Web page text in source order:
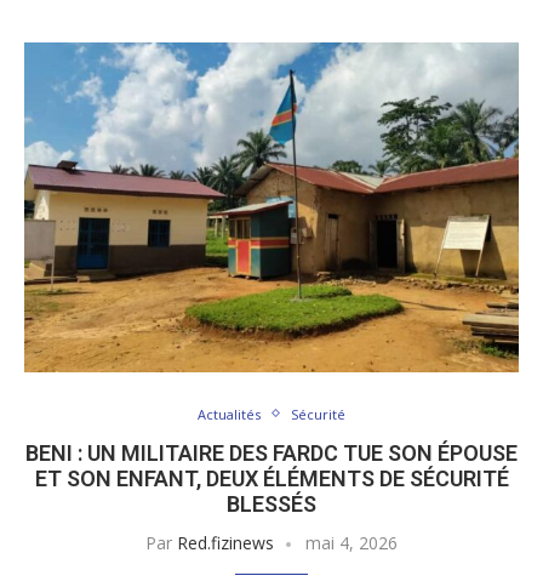
Actualités Sécurité
BENI : UN MILITAIRE DES FARDC TUE SON ÉPOUSE
ET SON ENFANT, DEUX ÉLÉMENTS DE SÉCURITÉ
BLESSÉS
Par Red.fizinews mai 4, 2026